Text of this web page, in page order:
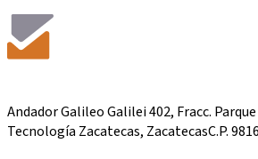
Andador Galileo Galilei 402, Fracc.
Tecnología Zacatecas, ZacatecasC.P.